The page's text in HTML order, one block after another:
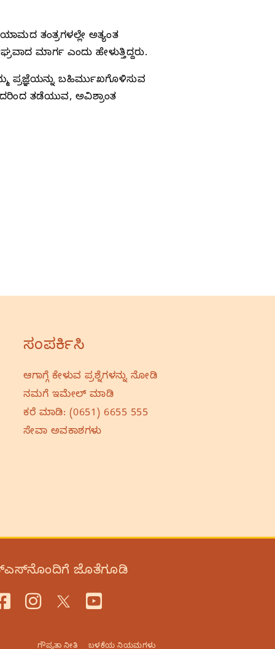
ತಂತ್ರಗಳಲ್ಲೇ ಅತ್ಯಂತ
ಮಾರ್ಗ ಎಂದು ಹೇಳುತ್ತಿದ್ದರು.
ಪ್ರಜ್ಞೆಯನ್ನು ಬಹಿರ್ಮುಖಗೊಳಿಸುವ
ತಡೆಯುವ, ಅವಿಶ್ರಾಂತ
ಸಂಪರ್ಕಿಸಿ
ಆಗಾಗ್ಗೆ ಕೇಳುವ ಪ್ರಶ್ನೆಗಳನ್ನು ನೋಡಿ
ನಮಗೆ ಇಮೇಲ್‌ ಮಾಡಿ
ಕರೆ ಮಾಡಿ: (0651) 6655 555
ಸೇವಾ ಅವಕಾಶಗಳು
ಜೊತೆಗೂಡಿ
ಗೌಪ್ಯತಾ ನೀತಿ ಬಳಕೆಯ ನಿಯಮಗಳು